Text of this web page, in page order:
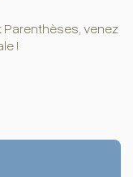
Parenthèses, venez
!